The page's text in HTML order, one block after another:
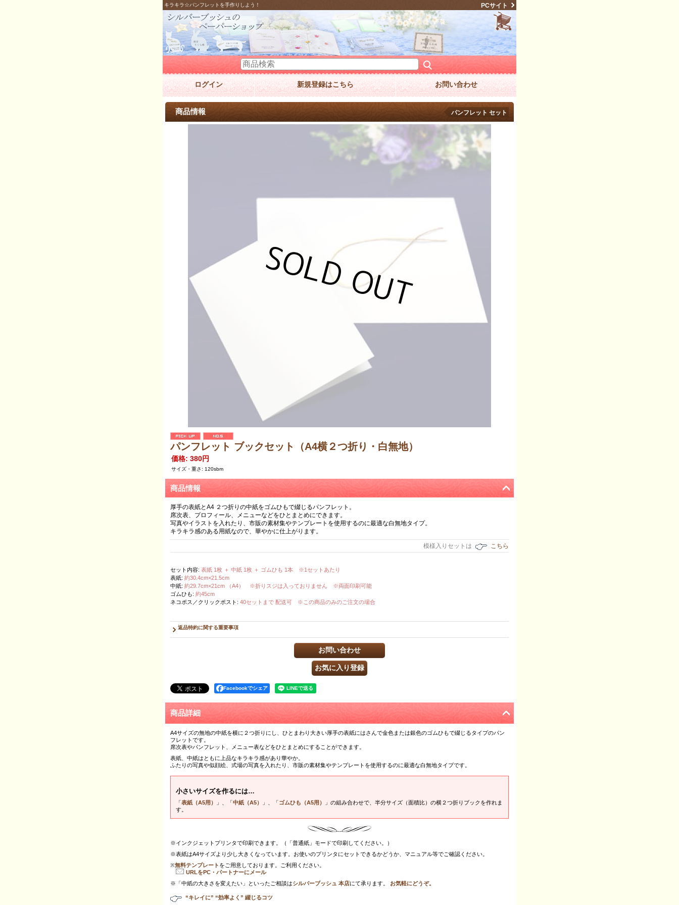
キラキラ☆パンフレットを手作りしよう！ PCサイト
ログイン 新規登録はこちら お問い合わせ
商品情報 パンフレット セット
パンフレット ブックセット（A4横２つ折り・白無地）
価格: 380円
サイズ・重さ: 120sbm
商品情報
厚手の表紙とA4 ２つ折りの中紙をゴムひもで綴じるパンフレット。
席次表、プロフィール、メニューなどをひとまとめにできます。
写真やイラストを入れたり、市販の素材集やテンプレートを使用するのに最適な白無地タイプ。
キラキラ感のある用紙なので、華やかに仕上がります。
模様入りセットは こちら
セット内容: 表紙 1枚 ＋ 中紙 1枚 ＋ ゴムひも 1本 ※1セットあたり
表紙: 約30.4cm×21.5cm
中紙: 約29.7cm×21cm （A4） ※折りスジは入っておりません ※両面印刷可能
ゴムひも: 約45cm
ネコポス／クリックポスト : 40セットまで 配送可 ※この商品のみのご注文の場合
返品特約に関する重要事項
Facebookでシェア
商品詳細
A4サイズの無地の中紙を横に２つ折りにし、ひとまわり大きい厚手の表紙にはさんで金色または銀色のゴムひもで綴じるタイプのパン
フレットです。
席次表やパンフレット、メニュー表などをひとまとめにすることができます。
表紙、中紙はともに上品なキラキラ感があり華やか。
ふたりの写真や似顔絵、式場の写真を入れたり、市販の素材集やテンプレートを使用するのに最適な白無地タイプです。
小さいサイズを作るには…
「表紙（A5用） 」、「中紙（A5） 」、「ゴムひも（A5用）
」の組み合わせで、半分サイズ（面積比）の横２つ折りブックを作れま
す。
※インクジェットプリンタで印刷できます。（「普通紙」モードで印刷してください。）
※表紙はA4サイズより少し大きくなっています。お使いのプリンタにセットできるかどうか、マニュアル等でご確認ください。
※無料テンプレート をご用意しております。ご利用ください。
URLをPC・パートナーにメール
※「中紙の大きさを変えたい」といったご相談はシルバーブッシュ 本店にて承ります。 お気軽にどうぞ。
“キレイに” “効率よく” 綴じるコツ